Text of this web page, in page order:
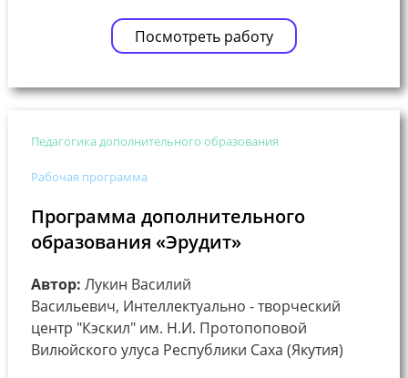
Посмотреть работу
Педагогика дополнительного образования
Рабочая программа
Программа дополнительного
образования «Эрудит»
Автор: Лукин Василий
Васильевич, Интеллектуально - творческий
центр "Кэскил" им. Н.И. Протопоповой
Вилюйского улуса Республики Саха (Якутия)